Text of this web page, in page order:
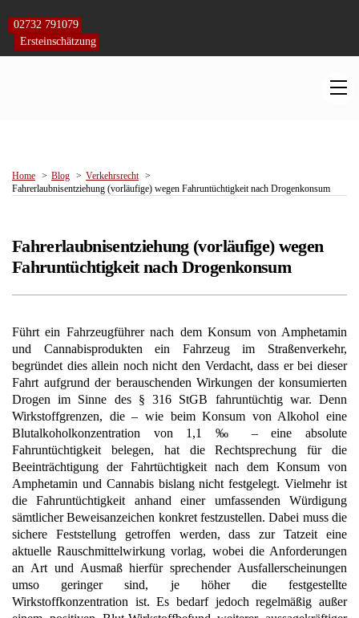
content
02732 791079
Ersteinschätzung
Home Blog
Verkehrsrecht
Fahrerlaubnisentziehung (vorläufige) wegen Fahruntüchtigkeit nach Drogenkonsum
Fahrerlaubnisentziehung (vorläufige) wegen
Fahruntüchtigkeit nach Drogenkonsum
Führt ein Fahrzeugführer nach dem Konsum von Amphetamin
und Cannabisprodukten ein Fahrzeug im Straßenverkehr,
begründet dies allein noch nicht den Verdacht, dass er bei dieser
Fahrt aufgrund der berauschenden Wirkungen der konsumierten
Drogen im Sinne des § 316 StGB fahruntüchtig war. Denn
Wirkstoffgrenzen, die – wie beim Konsum von Alkohol eine
Blutalkoholkonzentration von 1,1 ‰ – eine absolute
Fahruntüchtigkeit belegen, hat die Rechtsprechung für die
Beeinträchtigung der Fahrtüchtigkeit nach dem Konsum von
Amphetamin und Cannabis bislang nicht festgelegt. Vielmehr ist
die Fahruntüchtigkeit anhand einer umfassenden Würdigung
sämtlicher Beweisanzeichen konkret festzustellen. Dabei muss die
sichere Feststellung getroffen werden, dass zur Tatzeit eine
aktuelle Rauschmittelwirkung vorlag, wobei die Anforderungen
an Art und Ausmaß hierfür sprechender Ausfallerscheinungen
umso geringer sind, je höher die festgestellte
Wirkstoffkonzentration ist. Es bedarf jedoch regelmäßig außer